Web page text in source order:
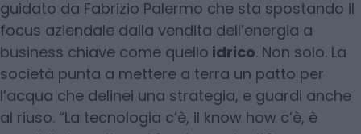
guidato da Fabrizio Palermo che sta spostando il
focus aziendale dalla vendita dell’energia a
business chiave come quello idrico. Non solo. La
società punta a mettere a terra un patto per
l’acqua che delinei una strategia, e guardi anche
al riuso. “La tecnologia c’è, il know how c’è, è